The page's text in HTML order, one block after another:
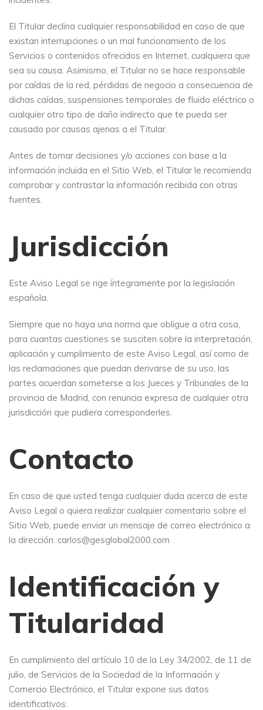
El Titular declina cualquier responsabilidad en caso de que
existan interrupciones o un mal funcionamiento de los
Servicios o contenidos ofrecidos en Internet, cualquiera que
sea su causa. Asimismo, el Titular no se hace responsable
por caídas de la red, pérdidas de negocio a consecuencia de
dichas caídas, suspensiones temporales de fluido eléctrico o
cualquier otro tipo de daño indirecto que te pueda ser
causado por causas ajenas a el Titular.
Antes de tomar decisiones y/o acciones con base a la
información incluida en el Sitio Web, el Titular le recomienda
comprobar y contrastar la información recibida con otras
fuentes.
Jurisdicción
Este Aviso Legal se rige íntegramente por la legislación
española.
Siempre que no haya una norma que obligue a otra cosa,
para cuantas cuestiones se susciten sobre la interpretación,
aplicación y cumplimiento de este Aviso Legal, así como de
las reclamaciones que puedan derivarse de su uso, las
partes acuerdan someterse a los Jueces y Tribunales de la
provincia de Madrid, con renuncia expresa de cualquier otra
jurisdicción que pudiera corresponderles.
Contacto
En caso de que usted tenga cualquier duda acerca de este
Aviso Legal o quiera realizar cualquier comentario sobre el
Sitio Web, puede enviar un mensaje de correo electrónico a
la dirección: carlos@gesglobal2000.com
Identificación y
Titularidad
En cumplimiento del artículo 10 de la Ley 34/2002, de 11 de
julio, de Servicios de la Sociedad de la Información y
Comercio Electrónico, el Titular expone sus datos
identificativos: